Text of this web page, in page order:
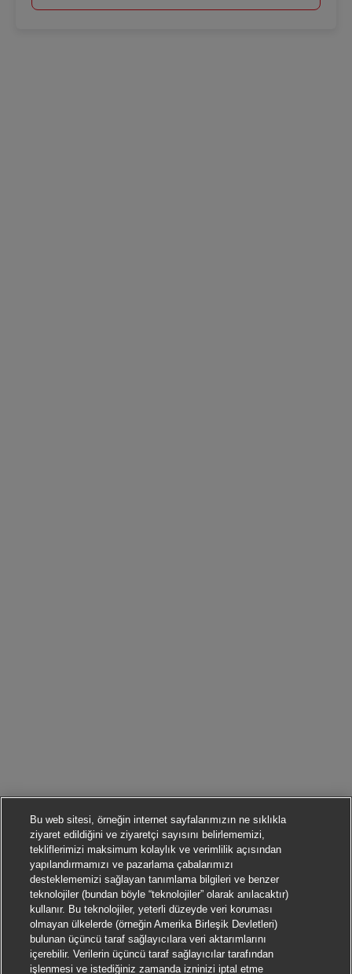
Bu web sitesi, örneğin internet sayfalarımızın ne sıklıkla
ziyaret edildiğini ve ziyaretçi sayısını belirlememizi,
tekliflerimizi maksimum kolaylık ve verimlilik açısından
yapılandırmamızı ve pazarlama çabalarımızı
desteklememizi sağlayan tanımlama bilgileri ve benzer
teknolojiler (bundan böyle “teknolojiler” olarak anılacaktır)
kullanır. Bu teknolojiler, yeterli düzeyde veri koruması
olmayan ülkelerde (örneğin Amerika Birleşik Devletleri)
bulunan üçüncü taraf sağlayıcılara veri aktarımlarını
içerebilir. Verilerin üçüncü taraf sağlayıcılar tarafından
işlenmesi ve istediğiniz zamanda izninizi iptal etme